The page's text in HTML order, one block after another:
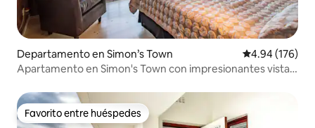
Departamento en Simon’s Town Calificación
4.94 (176)
Apartamento en Simon's Town con impresionantes vistas
Favorito entre huéspedes
Favorito entre huéspedes